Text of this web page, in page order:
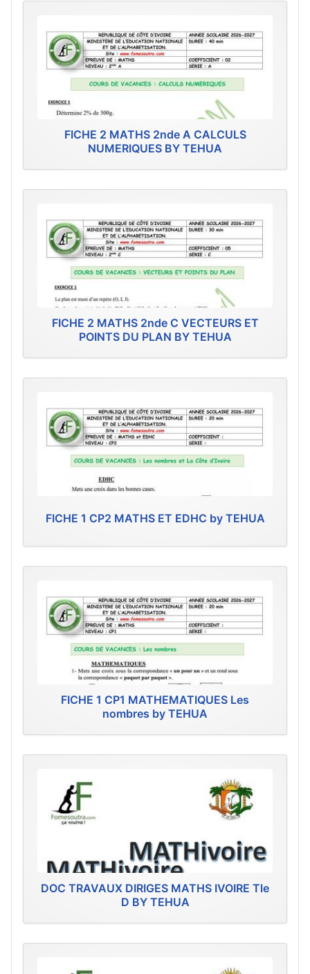
FICHE 2 MATHS 2nde A CALCULS
NUMERIQUES BY TEHUA
FICHE 2 MATHS 2nde C VECTEURS ET
POINTS DU PLAN BY TEHUA
FICHE 1 CP2 MATHS ET EDHC by TEHUA
FICHE 1 CP1 MATHEMATIQUES Les
nombres by TEHUA
DOC TRAVAUX DIRIGES MATHS IVOIRE Tle
D BY TEHUA